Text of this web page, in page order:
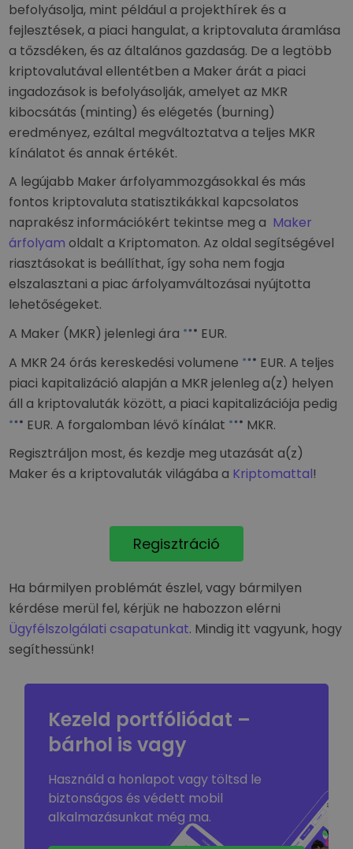
befolyásolja, mint például a projekthírek és a
fejlesztések, a piaci hangulat, a kriptovaluta áramlása
a tőzsdéken, és az általános gazdaság. De a legtöbb
kriptovalutával ellentétben a Maker árát a piaci
ingadozások is befolyásolják, amelyet az MKR
kibocsátás (minting) és elégetés (burning)
eredményez, ezáltal megváltoztatva a teljes MKR
kínálatot és annak értékét.
A legújabb Maker árfolyammozgásokkal és más
fontos kriptovaluta statisztikákkal kapcsolatos
naprakész információkért tekintse meg a Maker
árfolyam oldalt a Kriptomaton. Az oldal segítségével
riasztásokat is beállíthat, így soha nem fogja
elszalasztani a piac árfolyamváltozásai nyújtotta
lehetőségeket.
A Maker (MKR) jelenlegi ára
EUR.
A MKR 24 órás kereskedési volumene
EUR. A teljes
piaci kapitalizáció alapján a MKR jelenleg a(z) helyen
áll a kriptovaluták között, a piaci kapitalizációja pedig
EUR. A forgalomban lévő kínálat
MKR.
Regisztráljon most, és kezdje meg utazását a(z)
Maker és a kriptovaluták világába a Kriptomattal!
Regisztráció
Ha bármilyen problémát észlel, vagy bármilyen
kérdése merül fel, kérjük ne habozzon elérni
Ügyfélszolgálati csapatunkat. Mindig itt vagyunk, hogy
segíthessünk!
Kezeld portfóliódat –
bárhol is vagy
Használd a honlapot vagy töltsd le
biztonságos és védett mobil
alkalmazásunkat még ma.